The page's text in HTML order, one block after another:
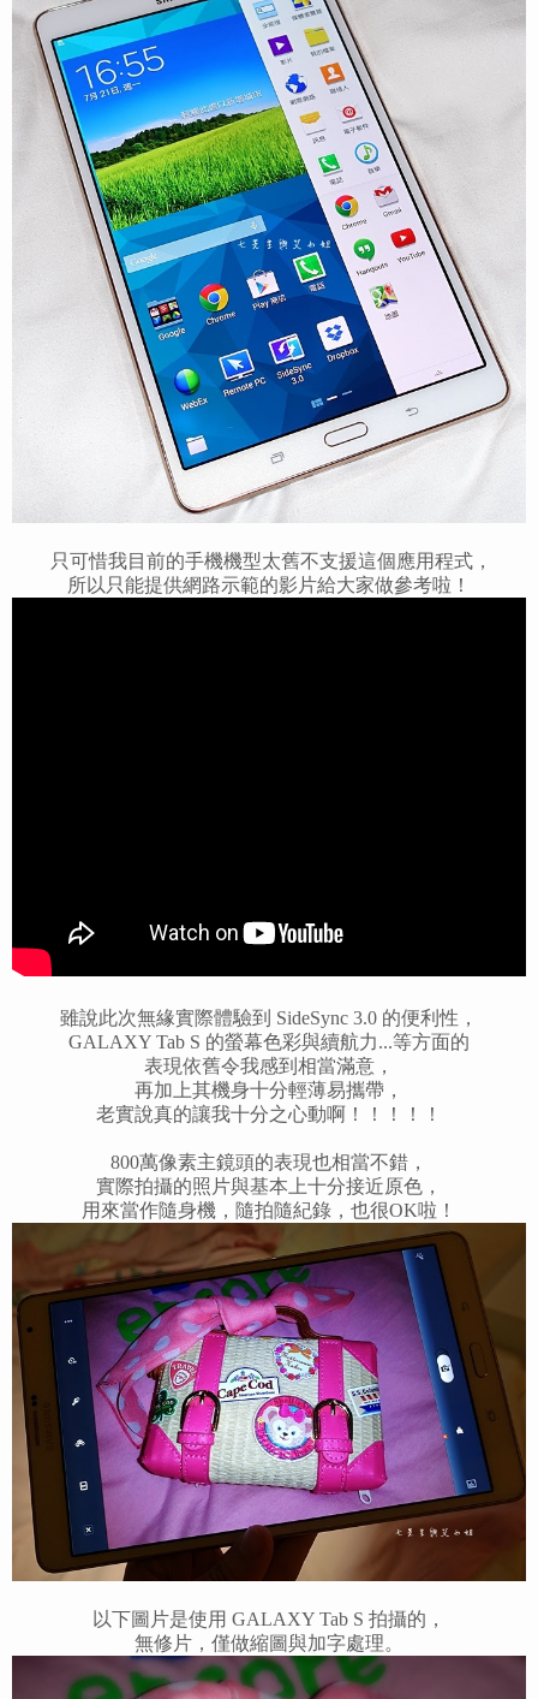
只可惜我目前的手機機型太舊不支援這個應用程式，
所以只能提供網路示範的影片給大家做參考啦！
雖說此次無緣實際體驗到 SideSync 3.0 的便利性，
GALAXY Tab S 的螢幕色彩與續航力...等方面的
表現依舊令我感到相當滿意，
再加上其機身十分輕薄易攜帶，
老實說真的讓我十分之心動啊！！！！！
800萬像素主鏡頭的表現也相當不錯，
實際拍攝的照片與基本上十分接近原色，
用來當作隨身機，隨拍隨紀錄，也很OK啦！
以下圖片是使用 GALAXY Tab S 拍攝的，
無修片，僅做縮圖與加字處理。